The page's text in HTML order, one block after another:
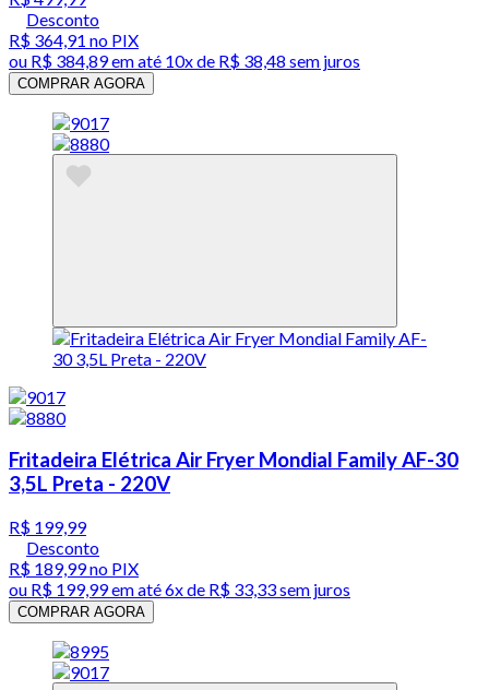
Desconto
R$ 364,91 no PIX
ou R$ 384,89em até 10x de R$ 38,48 sem juros
COMPRAR AGORA
Fritadeira Elétrica Air Fryer Mondial Family AF-30
3,5L Preta - 220V
R$ 199,99
Desconto
R$ 189,99no PIX
ou R$ 199,99em até6x de R$ 33,33 sem juros
COMPRAR AGORA